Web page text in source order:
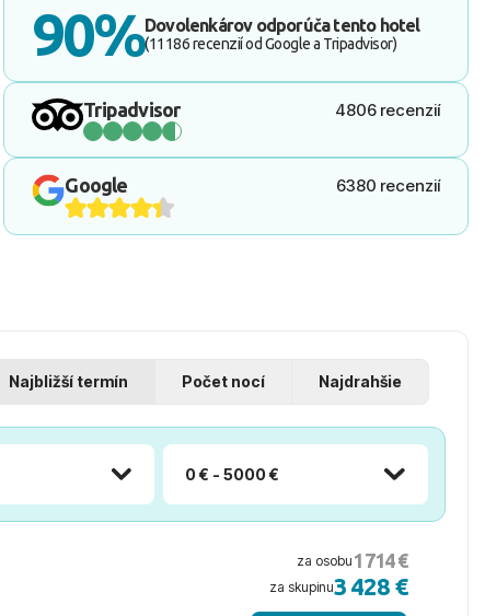
90%Dovolenkárov odporúča tento hotel
(11186 recenzií od Google a Tripadvisor)
Tripadvisor 4806 recenzií
Google 6380 recenzií
Najbližší termín Počet nocí Najdrahšie
0 € - 5000 €
za osobu 1 714 €
za skupinu3 428 €